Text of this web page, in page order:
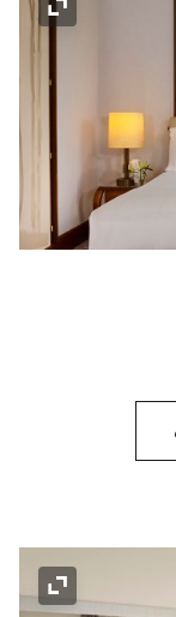
رمز
رمز